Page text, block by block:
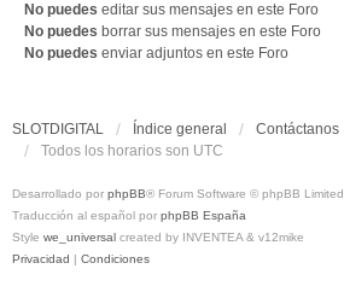
No puedes editar sus mensajes en este Foro
No puedes borrar sus mensajes en este Foro
No puedes enviar adjuntos en este Foro
SLOTDIGITAL Índice general Contáctanos
Todos los horarios son UTC
Desarrollado por phpBB® Forum Software © phpBB Limited
Traducción al español por phpBB España
Style we_universal created by INVENTEA & v12mike
Privacidad | Condiciones